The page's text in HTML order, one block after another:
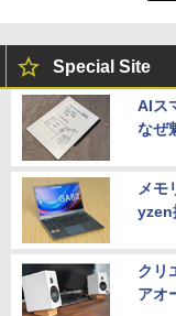
Special Site
AIス
なぜ
メモ
yzen
クリ
アオ